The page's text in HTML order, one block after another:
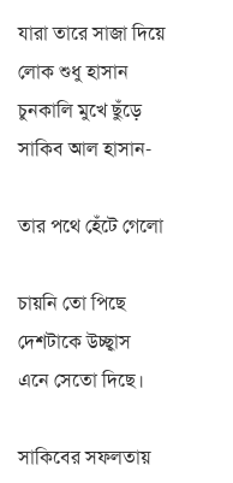
যারা তারে সাজা দিয়ে
লোক শুধু হাসান
চুনকালি মুখে ছুঁড়ে
সাকিব আল হাসান-
তার পথে হেঁটে গেলো
চায়নি তো পিছে
দেশটাকে উচ্ছ্বাস
এনে সেতো দিছে।
সাকিবের সফলতায়